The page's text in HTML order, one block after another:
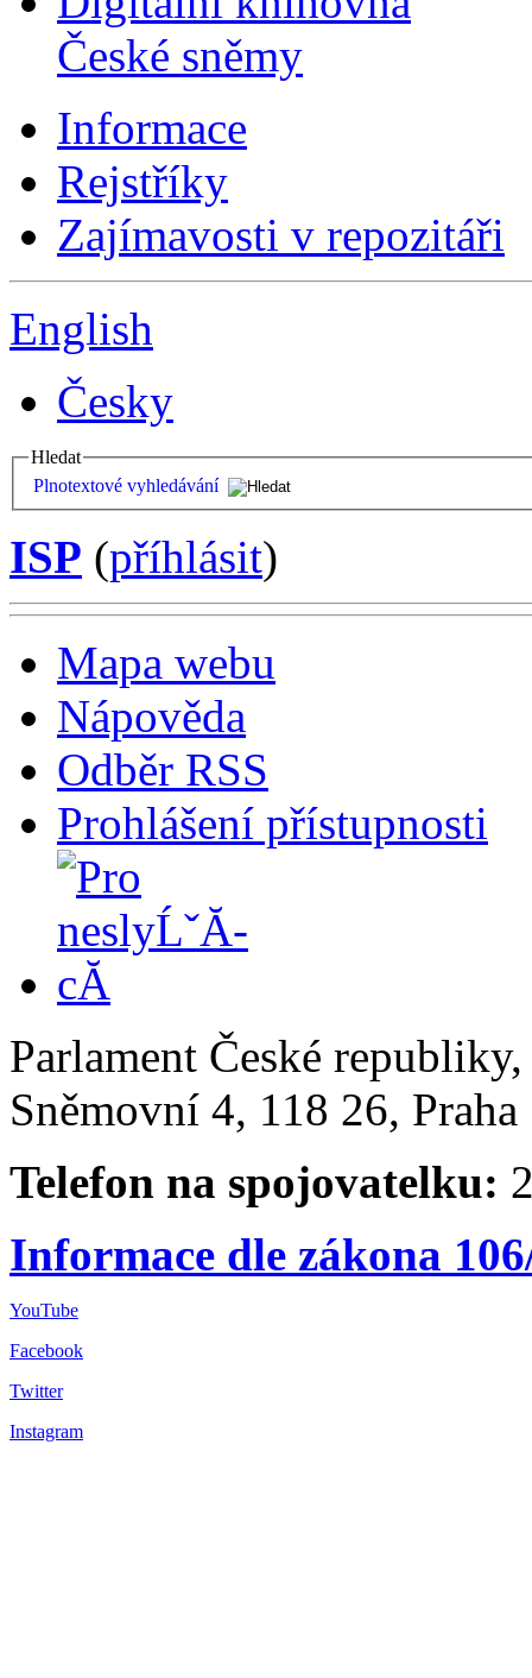
České sněmy
Informace
Rejstříky
Zajímavosti v repozitáři
English
Česky
Hledat
Plnotextové vyhledávání
ISP (příhlásit)
Mapa webu
Nápověda
Odběr RSS
Prohlášení přístupnosti
Parlament České
Sněmovní 4, 118 26,
Telefon na spojovatelku:
Informace dle zákona
YouTube
Facebook
Twitter
Instagram